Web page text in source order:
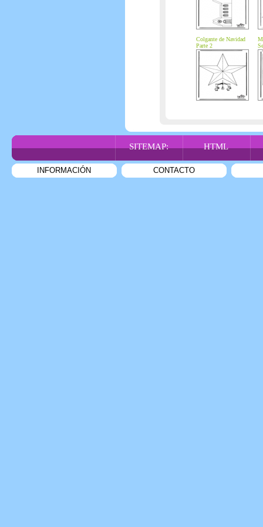
Colgante de Navidad
Parte 2
SITEMAP: HTML
INFORMACIÓN CONTACTO